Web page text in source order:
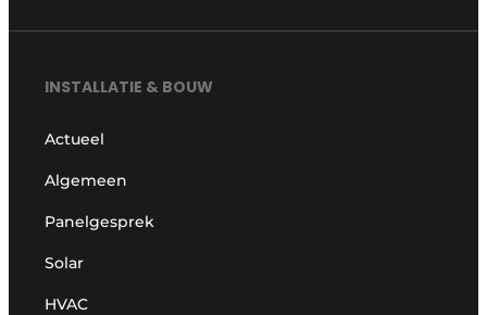
INSTALLATIE & BOUW
Actueel
Algemeen
Panelgesprek
Solar
HVAC